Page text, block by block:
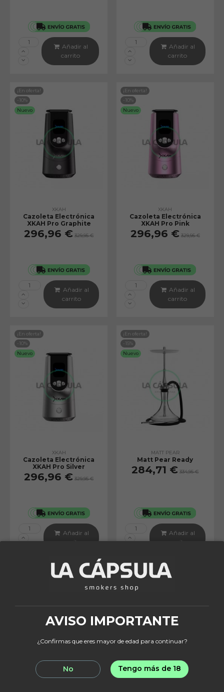
Añadir al
carrito
Añadir al
carrito
¡En oferta!
-10%
Nuevo
XKAH
Cazoleta Electrónica
XKAH Pro Graphite
296,96 € 329,95 €
Añadir al
carrito
¡En oferta!
-10%
Nuevo
XKAH
Cazoleta Electrónica
XKAH Pro Pink
296,96 € 329,95 €
Añadir al
carrito
¡En oferta!
-10%
Nuevo
XKAH
Cazoleta Electrónica
XKAH Pro Silver
296,96 € 329,95 €
Añadir al
carrito
¡En oferta!
-15%
Nuevo
MATT PEAR
Matt Pear Ready
284,71 € 334,95 €
Añadir al
carrito
¡En oferta!
-15%
AVISO IMPORTANTE
¿Confirmas que eres mayor de edad para continuar?
No Tengo más de 18